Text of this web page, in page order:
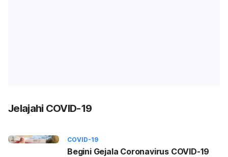
Jelajahi COVID-19
COVID-19
Begini Gejala Coronavirus COVID-19